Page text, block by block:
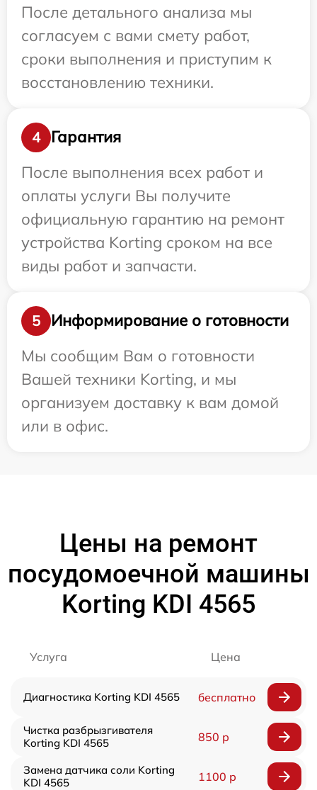
После детального анализа мы
согласуем с вами смету работ,
сроки выполнения и приступим к
восстановлению техники.
4
Гарантия
После выполнения всех работ и
оплаты услуги Вы получите
официальную гарантию на ремонт
устройства Korting сроком на все
виды работ и запчасти.
5
Информирование о готовности
Мы сообщим Вам о готовности
Вашей техники Korting, и мы
организуем доставку к вам домой
или в офис.
Цены на ремонт
посудомоечной машины
Korting KDI 4565
Услуга Цена
Диагностика Korting KDI 4565 бесплатно
Чистка разбрызгивателя
Korting KDI 4565
850 р
Замена датчика соли Korting
KDI 4565
1100 р